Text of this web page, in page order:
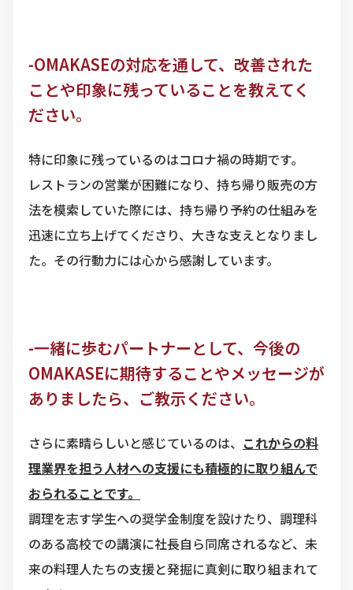
-OMAKASEの対応を通して、改善された
ことや印象に残っていることを教えてく
ださい。
特に印象に残っているのはコロナ禍の時期です。
レストランの営業が困難になり、持ち帰り販売の方
法を模索していた際には、持ち帰り予約の仕組みを
迅速に立ち上げてくださり、大きな支えとなりまし
た。その行動力には心から感謝しています。
-一緒に歩むパートナーとして、今後の
OMAKASEに期待することやメッセージが
ありましたら、ご教示ください。
さらに素晴らしいと感じているのは、 これからの料
理業界を担う人材への支援にも積極的に取り組んで
おられることです。
調理を志す学生への奨学金制度を設けたり、調理科
のある高校での講演に社長自ら同席されるなど、未
来の料理人たちの支援と発掘に真剣に取り組まれて